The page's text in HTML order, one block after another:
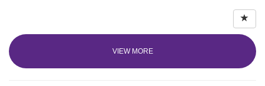
VIEW MORE